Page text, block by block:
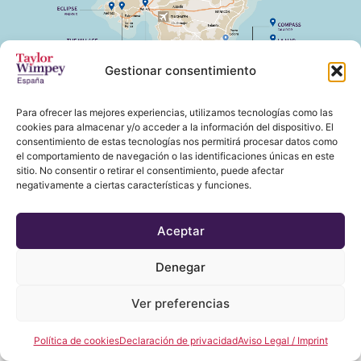
Gestionar consentimiento
Para ofrecer las mejores experiencias, utilizamos tecnologías como las
cookies para almacenar y/o acceder a la información del dispositivo. El
consentimiento de estas tecnologías nos permitirá procesar datos como
el comportamiento de navegación o las identificaciones únicas en este
sitio. No consentir o retirar el consentimiento, puede afectar
negativamente a ciertas características y funciones.
Aceptar
Denegar
Ver preferencias
Política de cookiesDeclaración de privacidadAviso Legal / Imprint